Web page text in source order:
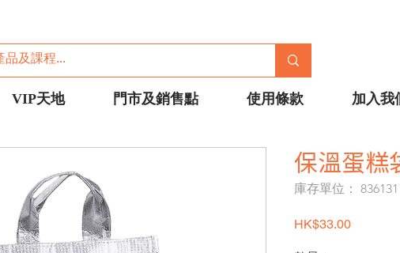
VIP天地 門市及銷售點 使用條款 加入我
保溫蛋糕
庫存單位： 836131
HK$33.00價格